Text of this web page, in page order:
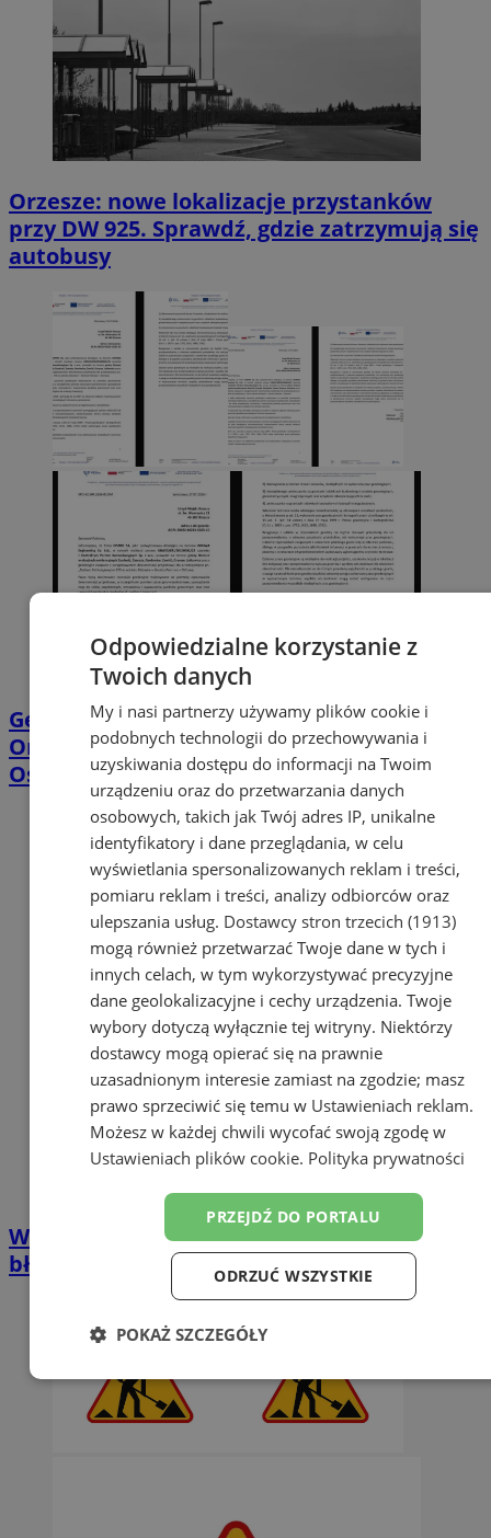
Orzesze: nowe lokalizacje przystanków
przy DW 925. Sprawdź, gdzie zatrzymują się
autobusy
Geodeci wejdą na nieruchomości w
Orzeszu. Chodzi o projekt linii Katowice–
Ostrawa
Wakacyjny tłok to okazja dla złodziei. Tych
błędów lepiej nie popełniać
Odpowiedzialne korzystanie z
Twoich danych
My i nasi partnerzy używamy plików cookie i
podobnych technologii do przechowywania i
uzyskiwania dostępu do informacji na Twoim
urządzeniu oraz do przetwarzania danych
osobowych, takich jak Twój adres IP, unikalne
identyfikatory i dane przeglądania, w celu
wyświetlania spersonalizowanych reklam i treści,
pomiaru reklam i treści, analizy odbiorców oraz
ulepszania usług. Dostawcy stron trzecich (1913)
mogą również przetwarzać Twoje dane w tych i
innych celach, w tym wykorzystywać precyzyjne
dane geolokalizacyjne i cechy urządzenia. Twoje
wybory dotyczą wyłącznie tej witryny. Niektórzy
dostawcy mogą opierać się na prawnie
uzasadnionym interesie zamiast na zgodzie; masz
prawo sprzeciwić się temu w Ustawieniach reklam.
Możesz w każdej chwili wycofać swoją zgodę w
Ustawieniach plików cookie. Polityka prywatności
PRZEJDŹ DO PORTALU
ODRZUĆ WSZYSTKIE
POKAŻ SZCZEGÓŁY
Niezbędne Wydajność Targetowanie